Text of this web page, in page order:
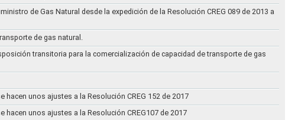
de Gas Natural desde la expedición de la Resolución CREG 089 de 2013 a
de gas natural.
transitoria para la comercialización de capacidad de transporte de gas
unos ajustes a la Resolución CREG 152 de 2017
unos ajustes a la Resolución CREG107 de 2017